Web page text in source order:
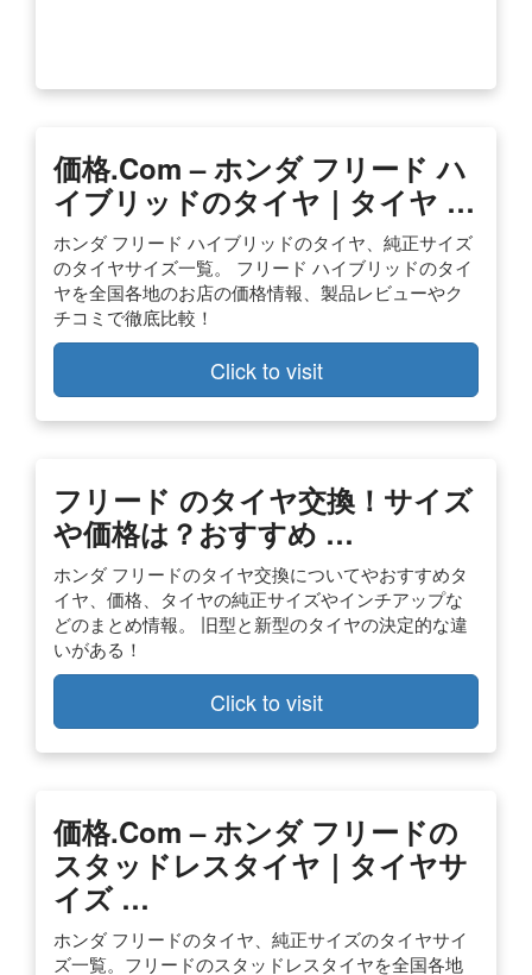
価格.com – ホンダ フリード ハ
イブリッドのタイヤ｜タイヤ …
ホンダ フリード ハイブリッドのタイヤ、純正サイズ
のタイヤサイズ一覧。 フリード ハイブリッドのタイ
ヤを全国各地のお店の価格情報、製品レビューやク
チコミで徹底比較！
Click to visit
フリード のタイヤ交換！サイズ
や価格は？おすすめ …
ホンダ フリードのタイヤ交換についてやおすすめタ
イヤ、価格、タイヤの純正サイズやインチアップな
どのまとめ情報。 旧型と新型のタイヤの決定的な違
いがある！
Click to visit
価格.com – ホンダ フリードの
スタッドレスタイヤ｜タイヤサ
イズ …
ホンダ フリードのタイヤ、純正サイズのタイヤサイ
ズ一覧。フリードのスタッドレスタイヤを全国各地